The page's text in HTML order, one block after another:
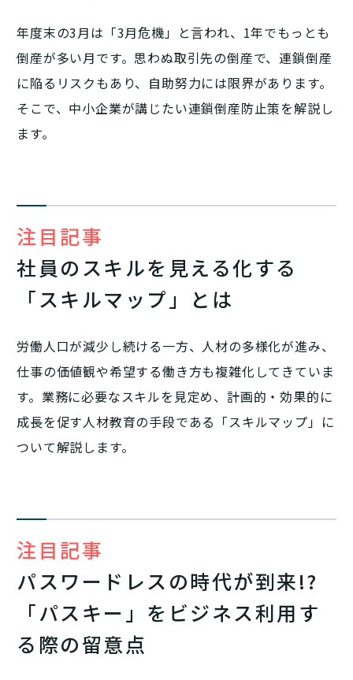
年度末の3月は「3月危機」と言われ、1年でもっとも
倒産が多い月です。思わぬ取引先の倒産で、連鎖倒産
に陥るリスクもあり、自助努力には限界があります。
そこで、中小企業が講じたい連鎖倒産防止策を解説し
ます。
注目記事
社員のスキルを見える化する
「スキルマップ」とは
労働人口が減少し続ける一方、人材の多様化が進み、
仕事の価値観や希望する働き方も複雑化してきていま
す。業務に必要なスキルを見定め、計画的・効果的に
成長を促す人材教育の手段である「スキルマップ」に
ついて解説します。
注目記事
パスワードレスの時代が到来!?
「パスキー」をビジネス利用す
る際の留意点